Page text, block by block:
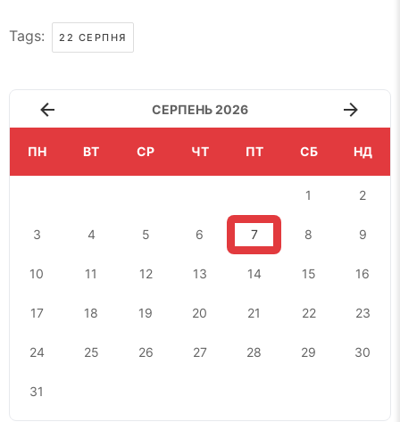
Tags: 22 СЕРПНЯ
СЕРПЕНЬ 2026
ПН ВТ СР ЧТ ПТ СБ НД
1 2
3 4 5 6 7 8 9
10 11 12 13 14 15 16
17 18 19 20 21 22 23
24 25 26 27 28 29 30
31